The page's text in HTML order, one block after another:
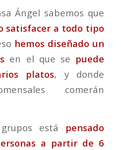
Ángel sabemos que
satisfacer a todo tipo
hemos diseñado un
en el que se puede
platos, y donde
comerán
está pensado
a partir de 6